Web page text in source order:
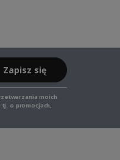
Zapisz się
moich
o promocjach,